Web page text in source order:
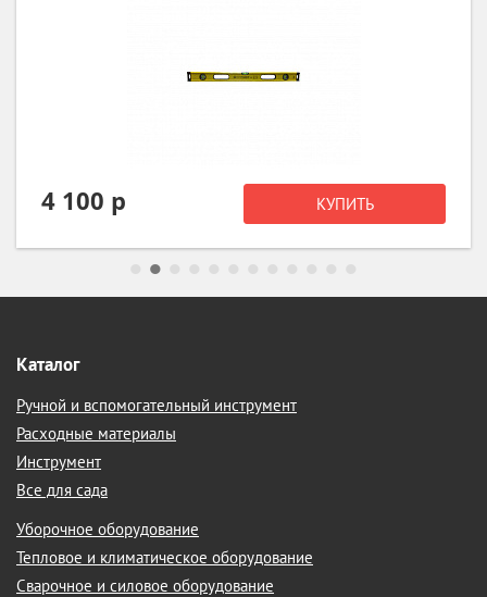
1 570 р КУПИТЬ
Каталог
Ручной и вспомогательный инструмент
Расходные материалы
Инструмент
Все для сада
Уборочное оборудование
Тепловое и климатическое оборудование
Сварочное и силовое оборудование